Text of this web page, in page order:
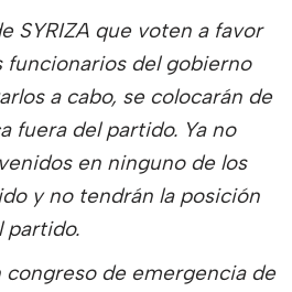
SYRIZA que voten a favor
funcionarios del gobierno
a cabo, se colocarán de
fuera del partido. Ya no
en ninguno de los
y no tendrán la posición
partido.
congreso de emergencia de